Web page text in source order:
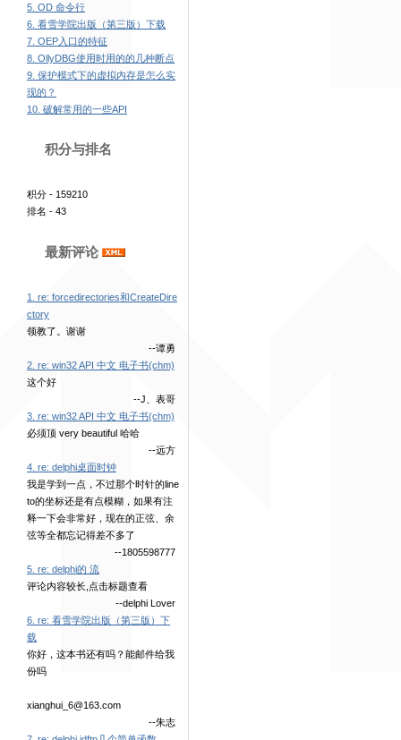
5. OD 命令行
6. 看雪学院出版（第三版）下载
7. OEP入口的特征
8. OllyDBG使用时用的的几种断点
9. 保护模式下的虚拟内存是怎么实
现的？
10. 破解常用的一些API
积分与排名
积分 - 159210
排名 - 43
最新评论
1. re: forcedirectories和CreateDire
ctory
领教了。谢谢
--谭勇
2. re: win32 API 中文 电子书(chm)
这个好
--J、表哥
3. re: win32 API 中文 电子书(chm)
必须顶 very beautiful 哈哈
--远方
4. re: delphi桌面时钟
我是学到一点，不过那个时针的line
to的坐标还是有点模糊，如果有注
释一下会非常好，现在的正弦、余
弦等全都忘记得差不多了
--1805598777
5. re: delphi的 流
评论内容较长,点击标题查看
--delphi Lover
6. re: 看雪学院出版（第三版）下
载
你好，这本书还有吗？能邮件给我
份吗
xianghui_6@163.com
--朱志